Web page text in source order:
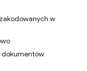
w
dokumentów